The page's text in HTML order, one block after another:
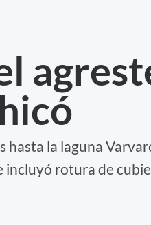
hasta la laguna
rotura de